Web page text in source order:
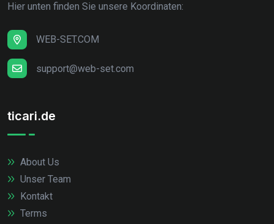
Hier unten finden Sie unsere Koordinaten:
WEB-SET.COM
support@web-set.com
ticari.de
About Us
Unser Team
Kontakt
Terms